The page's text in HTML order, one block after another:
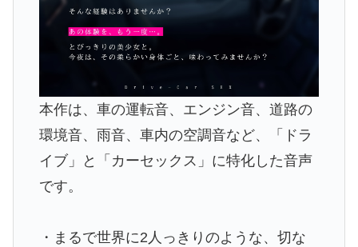
本作は、車の運転音、エンジン音、道路の
環境音、雨音、車内の空調音など、「ドラ
イブ」と「カーセックス」に特化した音声
です。
・まるで世界に2人っきりのような、切な